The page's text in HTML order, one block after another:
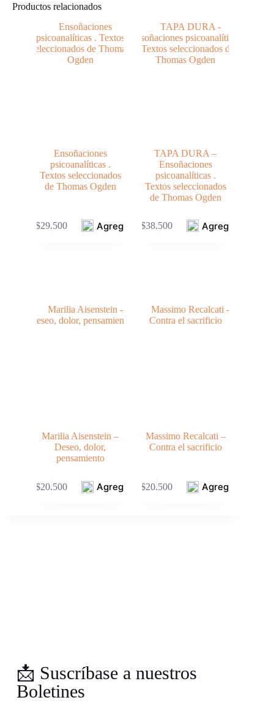
Productos relacionados
Ensoñaciones
psicoanalíticas .
Textos seleccionados
de Thomas Ogden
$29.500 Agregar
TAPA DURA –
Ensoñaciones
psicoanalíticas .
Textos seleccionados
de Thomas Ogden
$38.500 Agregar
Marilia Aisenstein –
Deseo, dolor,
pensamiento
$20.500 Agregar
Massimo Recalcati –
Contra el sacrificio
$20.500 Agregar
📩 Suscríbase a nuestros
Boletines